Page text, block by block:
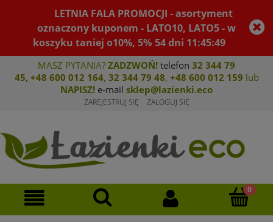
LETNIA FALA PROMOCJI - asortyment
oznaczony kuponem - LATO10, LATO5 - w
koszyku taniej o10%, 5% 54dni 11:45:49
MASZ PYTANIA? ZADZWOŃ! telefon 32 344 79
45, +48 600 012 164, 32 344 79 48, +48 600 012 159 lub
NAPISZ! e-mail sklep@lazienki.eco
ZAREJESTRUJ SIĘ ZALOGUJ SIĘ